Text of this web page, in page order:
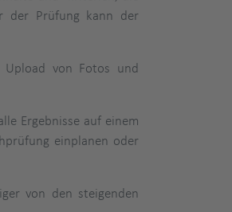
der Prüfung kann der
von Fotos und
Ergebnisse auf einem
einplanen oder
von den steigenden